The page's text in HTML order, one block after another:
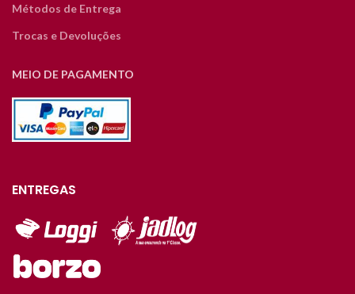
Métodos de Entrega
Trocas e Devoluções
MEIO DE PAGAMENTO
ENTREGAS